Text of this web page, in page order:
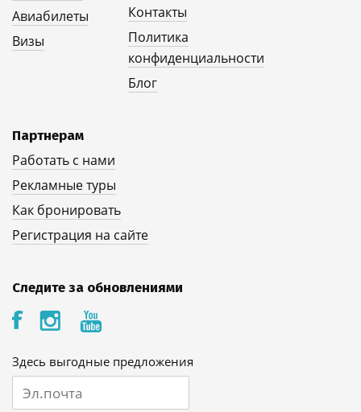
Авиабилеты
Визы
Контакты
Политика
конфиденциальности
Блог
Партнерам
Работать с нами
Рекламные туры
Как бронировать
Регистрация на сайте
Следите за обновлениями
Здесь выгодные предложения